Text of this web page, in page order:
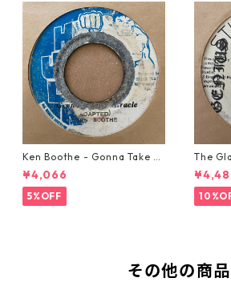
Ken Boothe - Gonna Take A
Miracle【7-21362】
¥4,066
5%OFF
The
【7-
その他の商品